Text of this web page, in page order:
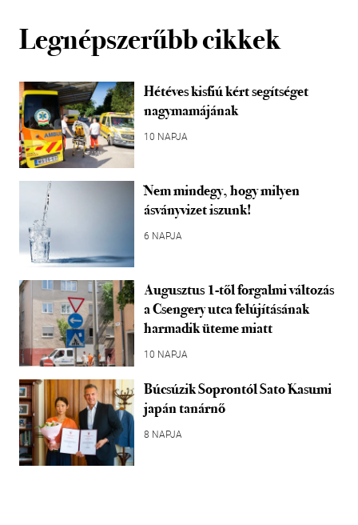
Legnépszerűbb cikkek
Hétéves kisfiú kért segítséget
nagymamájának
10 NAPJA
Nem mindegy, hogy milyen
ásványvizet iszunk!
6 NAPJA
Augusztus 1-től forgalmi változás
a Csengery utca felújításának
harmadik üteme miatt
10 NAPJA
Búcsúzik Soprontól Sato Kasumi
japán tanárnő
8 NAPJA